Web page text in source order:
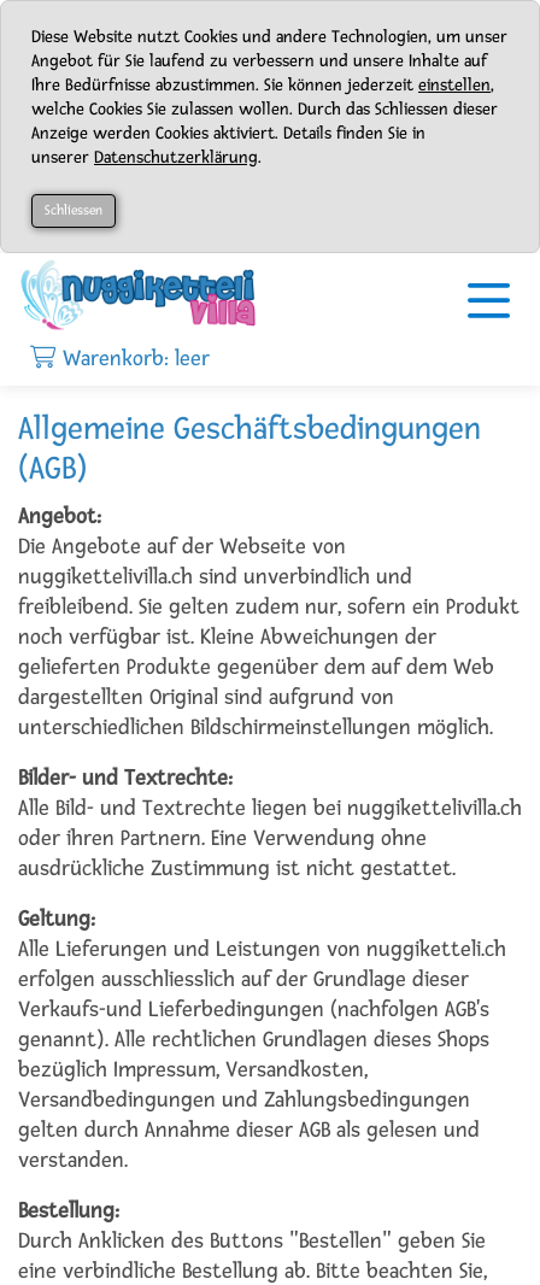
Diese Website nutzt Cookies und andere Technologien, um unser
Angebot für Sie laufend zu verbessern und unsere Inhalte auf
Ihre Bedürfnisse abzustimmen. Sie können jederzeit einstellen,
welche Cookies Sie zulassen wollen. Durch das Schliessen dieser
Anzeige werden Cookies aktiviert. Details finden Sie in
unserer Datenschutzerklärung.
Schliessen
Warenkorb: leer
Allgemeine Geschäftsbedingungen
(AGB)
Angebot:
Die Angebote auf der Webseite von
nuggikettelivilla.ch sind unverbindlich und
freibleibend. Sie gelten zudem nur, sofern ein Produkt
noch verfügbar ist. Kleine Abweichungen der
gelieferten Produkte gegenüber dem auf dem Web
dargestellten Original sind aufgrund von
unterschiedlichen Bildschirmeinstellungen möglich.
Bilder- und Textrechte:
Alle Bild- und Textrechte liegen bei nuggikettelivilla.ch
oder ihren Partnern. Eine Verwendung ohne
ausdrückliche Zustimmung ist nicht gestattet.
Geltung:
Alle Lieferungen und Leistungen von nuggiketteli.ch
erfolgen ausschliesslich auf der Grundlage dieser
Verkaufs-und Lieferbedingungen (nachfolgen AGB's
genannt). Alle rechtlichen Grundlagen dieses Shops
bezüglich Impressum, Versandkosten,
Versandbedingungen und Zahlungsbedingungen
gelten durch Annahme dieser AGB als gelesen und
verstanden.
Bestellung:
Durch Anklicken des Buttons "Bestellen" geben Sie
eine verbindliche Bestellung ab. Bitte beachten Sie,